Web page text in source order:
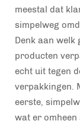
meestal dat
simpelweg
Denk aan
producten
echt uit tegen
verpakkingen.
eerste,
wat er